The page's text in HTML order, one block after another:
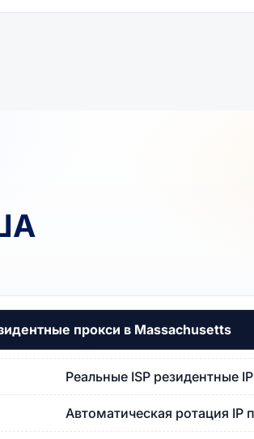
прокси в Massachusetts
Реальные ISP резидентные
Автоматическая ротация